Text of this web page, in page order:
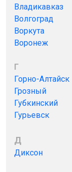
Владикавказ
Волгоград
Воркута
Воронеж
Г
Горно-Алтайск
Грозный
Губкинский
Гурьевск
Д
Диксон